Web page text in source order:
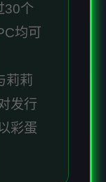
30个
均可
莉莉
发行
彩蛋